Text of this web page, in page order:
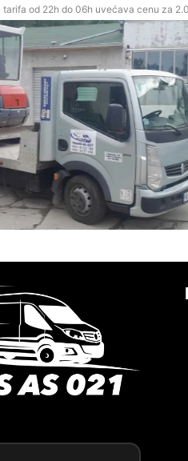
od 22h do 06h uvećava cenu za